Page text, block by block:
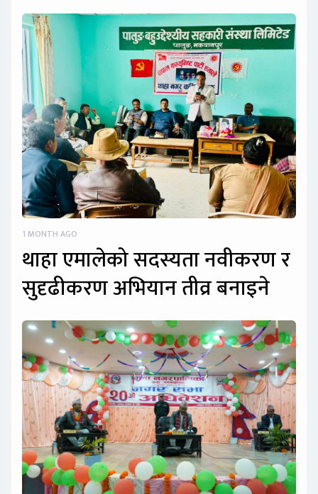
1 MONTH AGO
थाहा एमालेको सदस्यता नवीकरण र
सुदृढीकरण अभियान तीव्र बनाइने